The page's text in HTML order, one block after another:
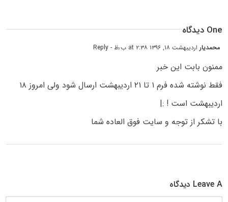
One دیدگاه
محمدیاراردیبهشت ۱۸, ۱۳۹۶ at ۲:۳۸ ب٫ظ - Reply
ممنون بابت این خبر
فقط نوشته شده فرم ۱ تا ۲۱ اردیبهشت ارسال شود ولی امروز ۱۸
اردیبهشت است ! :|
با تشکر از توجه و سایت فوق العاده شما
Leave A دیدگاه